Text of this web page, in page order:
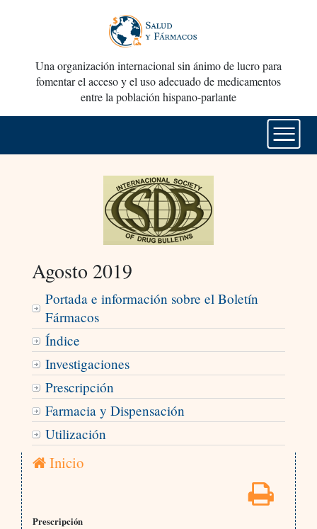
Una organización internacional sin ánimo de lucro para
fomentar el acceso y el uso adecuado de medicamentos
entre la población hispano-parlante
Agosto 2019
Portada e información sobre el Boletín
Fármacos
Índice
Investigaciones
Prescripción
Farmacia y Dispensación
Utilización
Inicio
Prescripción